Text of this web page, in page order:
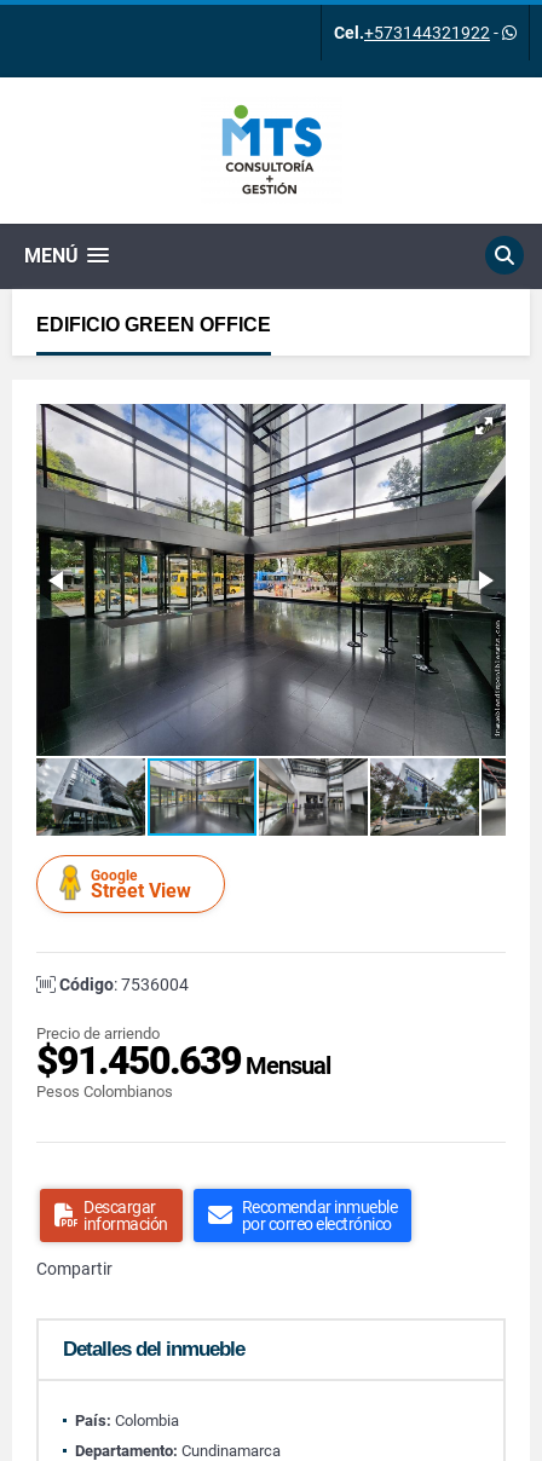
Cel.+573144321922 -
MENÚ
EDIFICIO GREEN OFFICE
Google
Street View
Código: 7536004
Precio de arriendo
$91.450.639Mensual
Pesos Colombianos
Descargar
información
Recomendar inmueble
por correo electrónico
Compartir
Detalles del inmueble
País: Colombia
Departamento: Cundinamarca